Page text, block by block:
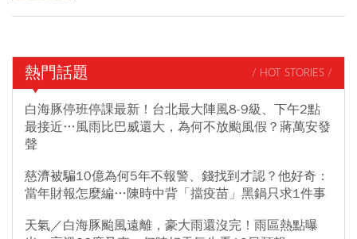
熱門話題 / HOT STORIES /
白海豚停班停課最新！台北最大陣風8-9級、下午2點
最接近…風雨比巴威還大，為何不放颱風假？蔣萬安發
聲
慈濟被騙10億為何5年不報警、錢找到才認？他好奇：
當年財報怎麼編…陳時中背「擋疫苗」黑鍋只求1件事
天氣／白海豚颱風遠離，豪大雨還沒完！雨區熱點曝